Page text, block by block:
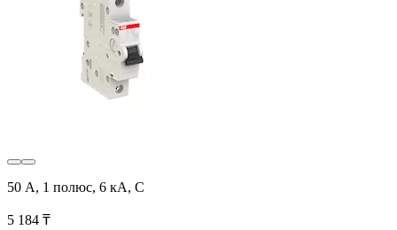
50 А, 1 полюс, 6 кА, С
5 184 ₸